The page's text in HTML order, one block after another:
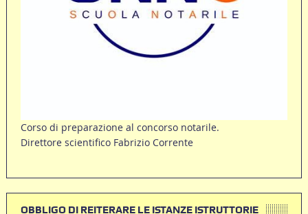
Corso di preparazione al concorso notarile.
Direttore scientifico Fabrizio Corrente
OBBLIGO DI REITERARE LE ISTANZE ISTRUTTORIE